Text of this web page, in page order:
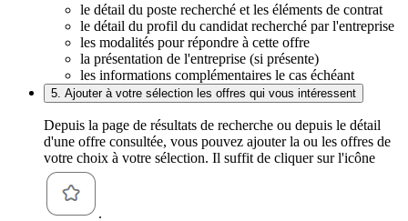
le détail du poste recherché et les éléments de contrat
le détail du profil du candidat recherché par l'entreprise
les modalités pour répondre à cette offre
la présentation de l'entreprise (si présente)
les informations complémentaires le cas échéant
5. Ajouter à votre sélection les offres qui vous intéressent
Depuis la page de résultats de recherche ou depuis le détail
d'une offre consultée, vous pouvez ajouter la ou les offres de
votre choix à votre sélection. Il suffit de cliquer sur l'icône
.